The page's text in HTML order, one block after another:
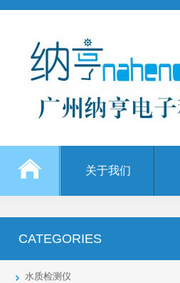
关于我们
CATEGORIES
水质检测仪